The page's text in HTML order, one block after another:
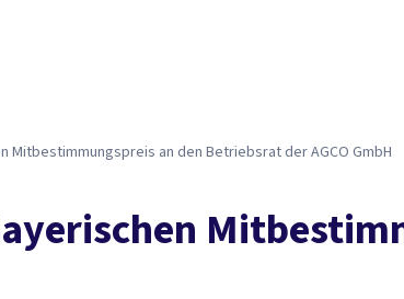
Mit­be­stim­mungs­preis an den Be­triebs­rat der AG­CO GmbH